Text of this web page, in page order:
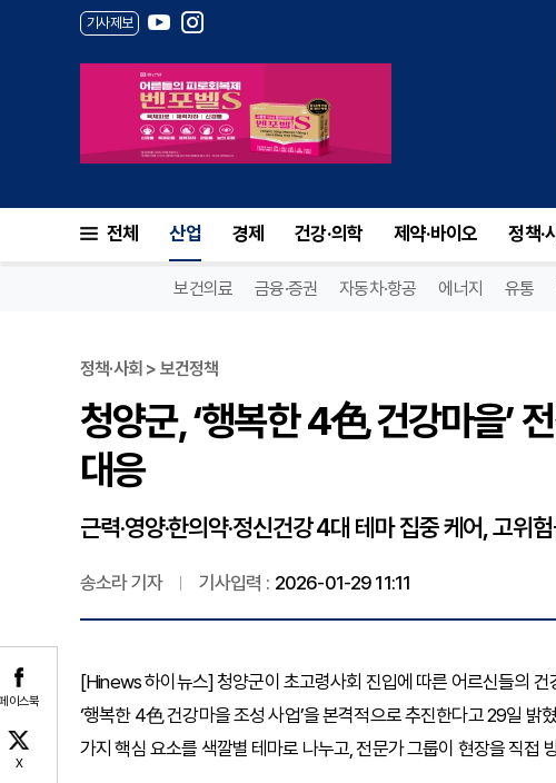
기사제보
전체 산업 경제 건강·의학 제약·바이오 정책·
보건의료 금융·증권 자동차·항공 에너지 유통
이스북
X
정책·사회 > 보건정책
청양군, ‘행복한 4色 건강마을’
대응
근력·영양·한의약·정신건강 4대 테마 집중 케어, 고위
송소라 기자 기사입력 : 2026-01-29 11:11
[Hinews 하이뉴스] 청양군이 초고령사회 진입에 따른 어르신들의
‘행복한 4色 건강마을 조성 사업’을 본격적으로 추진한다고 29일 밝
가지 핵심 요소를 색깔별 테마로 나누고, 전문가 그룹이 현장을 직접